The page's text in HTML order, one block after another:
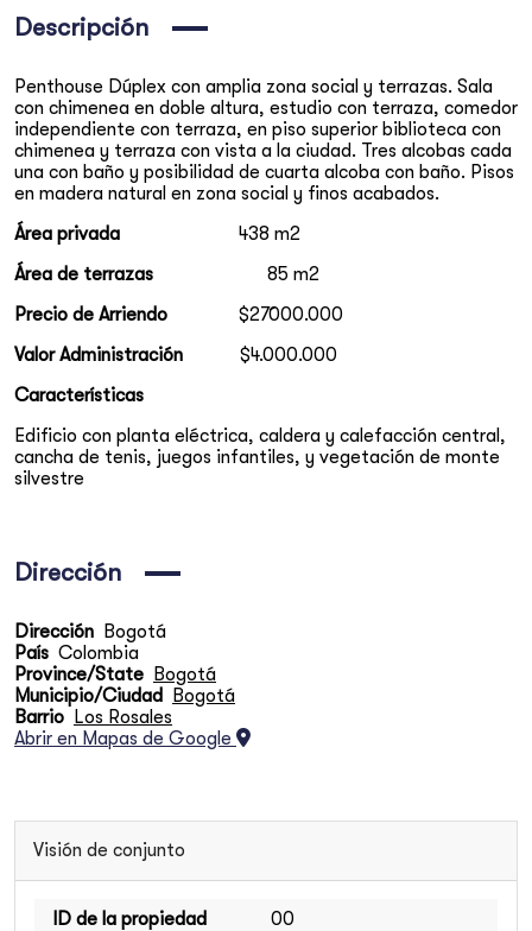
Descripción
Penthouse Dúplex con amplia zona social y terrazas. Sala
con chimenea en doble altura, estudio con terraza, comedor
independiente con terraza, en piso superior biblioteca con
chimenea y terraza con vista a la ciudad. Tres alcobas cada
una con baño y posibilidad de cuarta alcoba con baño. Pisos
en madera natural en zona social y finos acabados.
Área privada 438 m2
Área de terrazas 85 m2
Precio de Arriendo $27´000.000
Valor Administración $4.000.000
Características
Edificio con planta eléctrica, caldera y calefacción central,
cancha de tenis, juegos infantiles, y vegetación de monte
silvestre
Dirección
Dirección
Bogotá
País Colombia
Province/State
Bogotá
Municipio/Ciudad
Bogotá
Barrio
Los Rosales
Abrir en Mapas de Google
Visión de conjunto
ID de la propiedad
00
Apartamento en el Nogal
Chapinero